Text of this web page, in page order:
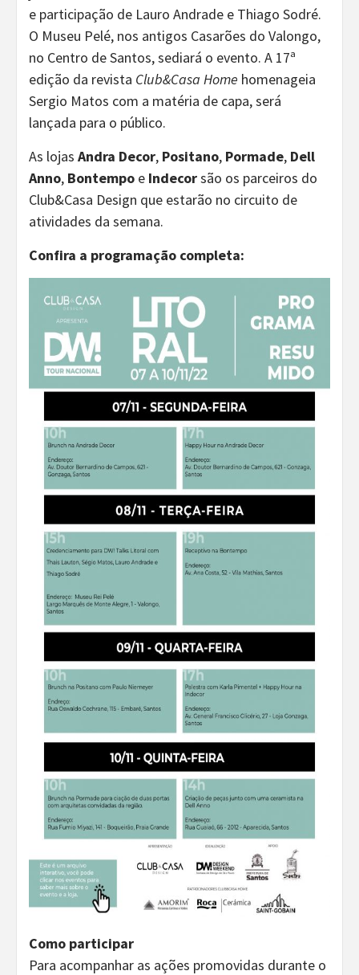
e participação de Lauro Andrade e Thiago Sodré.
O Museu Pelé, nos antigos Casarões do Valongo,
no Centro de Santos, sediará o evento. A 17ª
edição da revista Club&Casa Home homenageia
Sergio Matos com a matéria de capa, será
lançada para o público.
As lojas Andra Decor, Positano, Pormade, Dell
Anno, Bontempo e Indecorsão os parceiros do
Club&Casa Design que estarão no circuito de
atividades da semana.
Confira a programação completa:
Como participar
Para acompanhar as ações promovidas durante o